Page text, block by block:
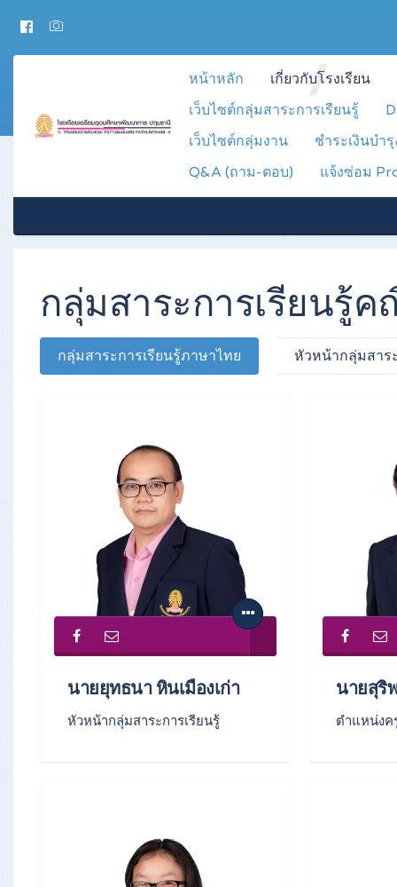
หน้าหลัก
เกี่ยวกับโรงเรียน
เว็บไซต์กลุ่มสาระการเรียนรู้
เว็บไซต์กลุ่มงาน
ชำระเงินบำ
Q&A (ถาม-ตอบ)
แจ้งซ่อม
กลุ่มสาระการเรียนรู้
กลุ่มสาระการเรียนรู้ภาษาไทย หัวหน้ากลุ่มสาร
นายยุทธนา หินเมืองเก่า
หัวหน้ากลุ่มสาระการเรียนรู้
นายสุริ
ตำแหน่งค